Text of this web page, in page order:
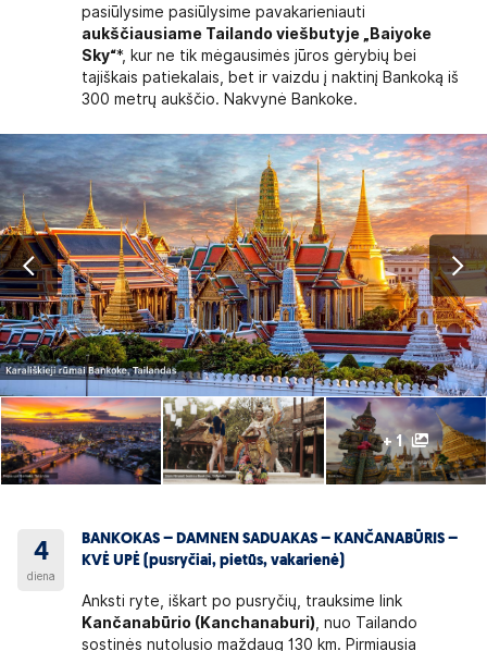
pasiūlysime pasiūlysime pavakarieniauti
aukščiausiame Tailando viešbutyje „Baiyoke
Sky“*, kur ne tik mėgausimės jūros gėrybių bei
tajiškais patiekalais, bet ir vaizdu į naktinį Bankoką iš
300 metrų aukščio. Nakvynė Bankoke.
+ 1
4
diena
BANKOKAS – DAMNEN SADUAKAS – KANČANABŪRIS –
KVĖ UPĖ (pusryčiai, pietūs, vakarienė)
Anksti ryte, iškart po pusryčių, trauksime link
Kančanabūrio (Kanchanaburi) , nuo Tailando
sostinės nutolusio maždaug 130 km. Pirmiausia